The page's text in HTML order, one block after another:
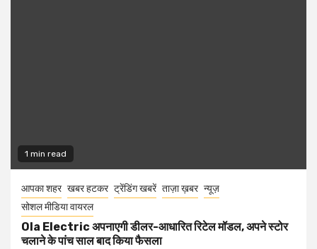
1 min read
आपका शहर खबर हटकर ट्रेंडिंग खबरें ताज़ा ख़बर न्यूज़
सोशल मीडिया वायरल
Ola Electric अपनाएगी डीलर-आधारित रिटेल मॉडल, अपने स्टोर
चलाने के पांच साल बाद किया फैसला